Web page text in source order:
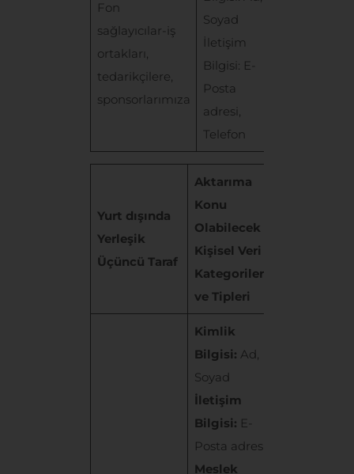
Fon
sağlayıcılar-iş
ortakları,
tedarikçilere,
sponsorlarımıza
Soyad
İletişim
Bilgisi: E-
Posta
adresi,
Telefon
Yurt dışında
Yerleşik
Üçüncü Taraf
Aktarıma
Konu
Olabilecek
Kişisel Veri
Kategorileri
ve Tipleri
Kimlik
Bilgisi: Ad,
Soyad
İletişim
Bilgisi: E-
Posta adresi
Meslek